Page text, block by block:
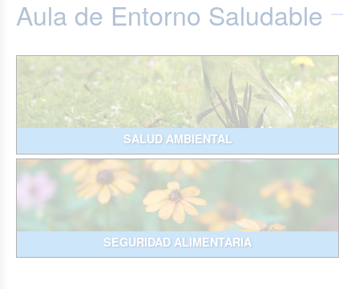
Aula de Entorno Saludable
SALUD AMBIENTAL
SEGURIDAD ALIMENTARIA